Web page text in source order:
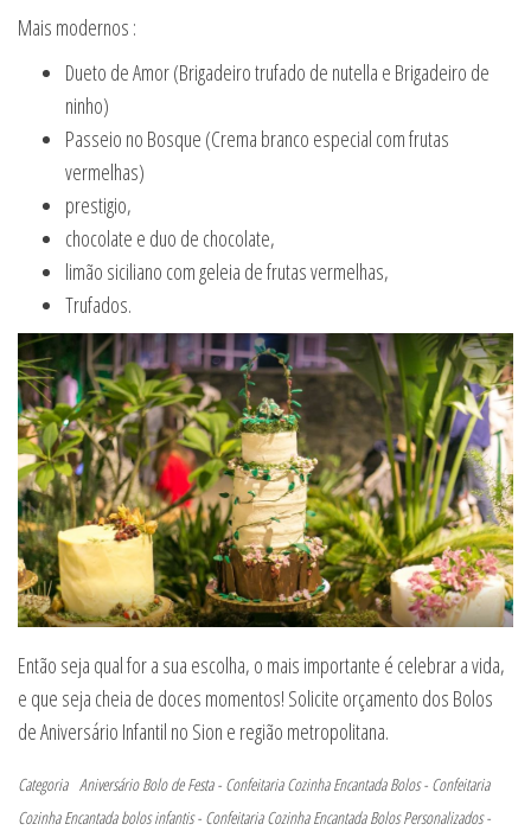
Mais modernos :
Dueto de Amor (Brigadeiro trufado de nutella e Brigadeiro de
ninho)
Passeio no Bosque (Crema branco especial com frutas
vermelhas)
prestigio,
chocolate e duo de chocolate,
limão siciliano com geleia de frutas vermelhas,
Trufados.
Então seja qual for a sua escolha, o mais importante é celebrar a vida,
e que seja cheia de doces momentos! Solicite orçamento dos Bolos
de Aniversário Infantil no Sion e região metropolitana.
Categoria Aniversário Bolo de Festa - Confeitaria Cozinha Encantada Bolos - Confeitaria
Cozinha Encantada bolos infantis - Confeitaria Cozinha Encantada Bolos Personalizados -